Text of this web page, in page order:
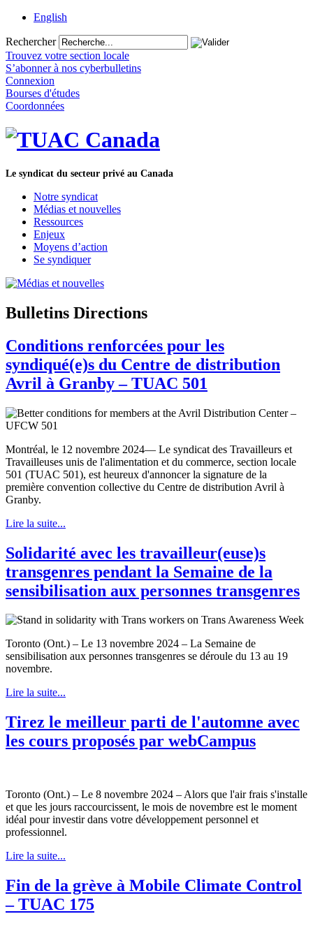
English
Rechercher
Trouvez votre section locale
S’abonner à nos cyberbulletins
Connexion
Bourses d'études
Coordonnées
Le syndicat du secteur privé au Canada
Notre syndicat
Médias et nouvelles
Ressources
Enjeux
Moyens d’action
Se syndiquer
Bulletins Directions
Conditions renforcées pour les
syndiqué(e)s du Centre de distribution
Avril à Granby – TUAC 501
Montréal, le 12 novembre 2024— Le syndicat des Travailleurs et
Travailleuses unis de l'alimentation et du commerce, section locale
501 (TUAC 501), est heureux d'annoncer la signature de la
première convention collective du Centre de distribution Avril à
Granby.
Lire la suite...
Solidarité avec les travailleur(euse)s
transgenres pendant la Semaine de la
sensibilisation aux personnes transgenres
Toronto (Ont.) – Le 13 novembre 2024 – La Semaine de
sensibilisation aux personnes transgenres se déroule du 13 au 19
novembre.
Lire la suite...
Tirez le meilleur parti de l'automne avec
les cours proposés par webCampus
Toronto (Ont.) – Le 8 novembre 2024 – Alors que l'air frais s'installe
et que les jours raccourcissent, le mois de novembre est le moment
idéal pour investir dans votre développement personnel et
professionnel.
Lire la suite...
Fin de la grève à Mobile Climate Control
– TUAC 175